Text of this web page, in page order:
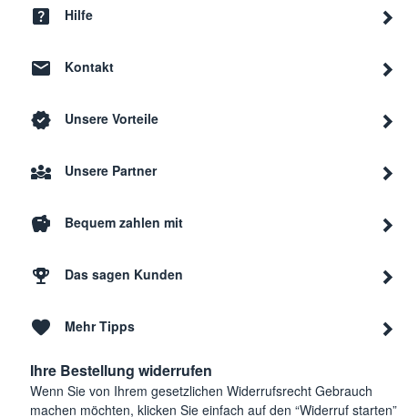
Hilfe
Kontakt
Unsere Vorteile
Unsere Partner
Bequem zahlen mit
Das sagen Kunden
Mehr Tipps
Ihre Bestellung widerrufen
Wenn Sie von Ihrem gesetzlichen Widerrufsrecht Gebrauch
machen möchten, klicken Sie einfach auf den “Widerruf starten”